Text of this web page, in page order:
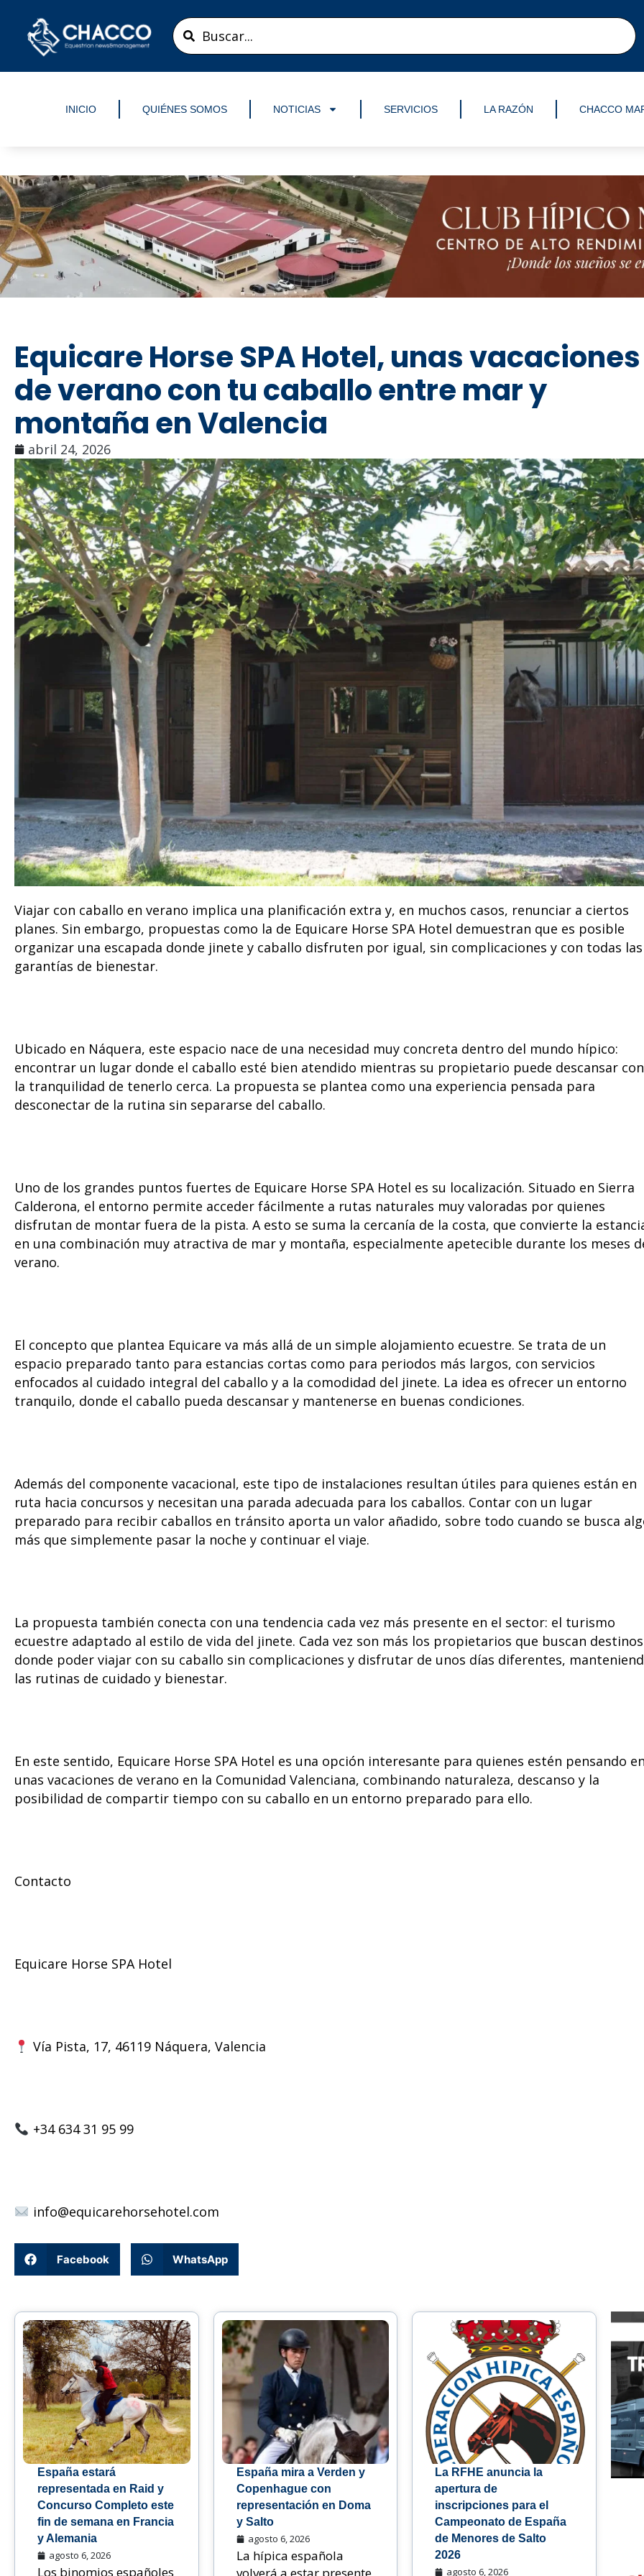
contenido
Search
...
INICIO QUIÉNES SOMOS NOTICIAS SERVICIOS LA RAZÓN CHACCO
Equicare Horse SPA Hotel, unas vacaciones
de verano con tu caballo entre mar y
montaña en Valencia
abril 24, 2026
Viajar con caballo en verano implica una planificación extra y, en muchos casos, renunciar a ciertos
planes. Sin embargo, propuestas como la de Equicare Horse SPA Hotel demuestran que es posible
organizar una escapada donde jinete y caballo disfruten por igual, sin complicaciones y con todas las
garantías de bienestar.
Ubicado en Náquera, este espacio nace de una necesidad muy concreta dentro del mundo hípico:
encontrar un lugar donde el caballo esté bien atendido mientras su propietario puede descansar con
la tranquilidad de tenerlo cerca. La propuesta se plantea como una experiencia pensada para
desconectar de la rutina sin separarse del caballo.
Uno de los grandes puntos fuertes de Equicare Horse SPA Hotel es su localización. Situado en Sierra
Calderona, el entorno permite acceder fácilmente a rutas naturales muy valoradas por quienes
disfrutan de montar fuera de la pista. A esto se suma la cercanía de la costa, que convierte la
en una combinación muy atractiva de mar y montaña, especialmente apetecible durante los meses
verano.
El concepto que plantea Equicare va más allá de un simple alojamiento ecuestre. Se trata de un
espacio preparado tanto para estancias cortas como para periodos más largos, con servicios
enfocados al cuidado integral del caballo y a la comodidad del jinete. La idea es ofrecer un entorno
tranquilo, donde el caballo pueda descansar y mantenerse en buenas condiciones.
Además del componente vacacional, este tipo de instalaciones resultan útiles para quienes están en
ruta hacia concursos y necesitan una parada adecuada para los caballos. Contar con un lugar
preparado para recibir caballos en tránsito aporta un valor añadido, sobre todo cuando se busca
más que simplemente pasar la noche y continuar el viaje.
La propuesta también conecta con una tendencia cada vez más presente en el sector: el turismo
ecuestre adaptado al estilo de vida del jinete. Cada vez son más los propietarios que buscan destinos
donde poder viajar con su caballo sin complicaciones y disfrutar de unos días diferentes,
las rutinas de cuidado y bienestar.
En este sentido, Equicare Horse SPA Hotel es una opción interesante para quienes estén pensando
unas vacaciones de verano en la Comunidad Valenciana, combinando naturaleza, descanso y la
posibilidad de compartir tiempo con su caballo en un entorno preparado para ello.
Contacto
Equicare Horse SPA Hotel
Vía Pista, 17, 46119 Náquera, Valencia
+34 634 31 95 99
info@equicarehorsehotel.com
Facebook WhatsApp
España estará
representada en Raid y
Concurso Completo este
fin de semana en Francia
y Alemania
agosto 6, 2026
Los binomios españoles
España mira a Verden y
Copenhague con
representación en Doma
y Salto
agosto 6, 2026
La hípica española
La RFHE anuncia la
apertura de
inscripciones para el
Campeonato de España
de Menores de Salto
2026
agosto 6, 2026